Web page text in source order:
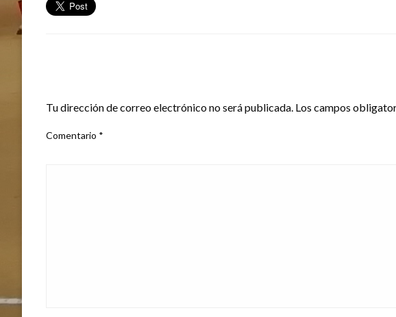
Tu dirección de correo electrónico no será publicada. Los campos
Comentario *